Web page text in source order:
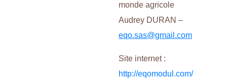
monde agricole
Audrey DURAN –
eqo.sas@gmail.com
Site internet :
http://eqomodul.com/